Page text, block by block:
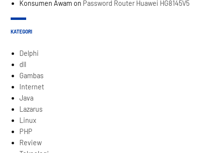
Konsumen Awam on Password Router Huawei HG8145V5
KATEGORI
Delphi
dll
Gambas
Internet
Java
Lazarus
Linux
PHP
Review